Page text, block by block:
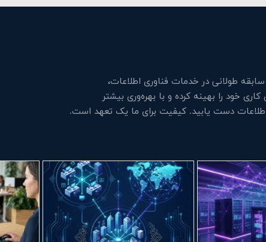
طولانی در خدمات فناوری اطلاعات،
خود را بهینه کرده و با بهره‌وری بیشتر
اطلاعات دست یابید. کیفیت برای ما یک تعهد است.